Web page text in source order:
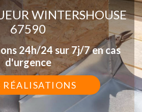
WINTERSHOUSE
67590
24h/24 sur 7j/7 en cas
d'urgence
RÉALISATIONS